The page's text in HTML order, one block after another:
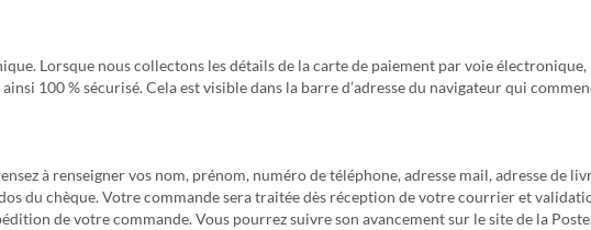
Lorsque nous collectons les détails de la carte de paiement par voie électronique,
100 % sécurisé. Cela est visible dans la barre d’adresse du navigateur qui
à renseigner vos nom, prénom, numéro de téléphone, adresse mail, adresse de
du chèque. Votre commande sera traitée dès réception de votre courrier et
de votre commande. Vous pourrez suivre son avancement sur le site de la